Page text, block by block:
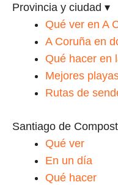
Provincia y ciudad ▾
Qué ver en A
A Coruña en
Qué hacer en
Mejores
Rutas de
Santiago de
Qué ver
En un día
Qué hacer